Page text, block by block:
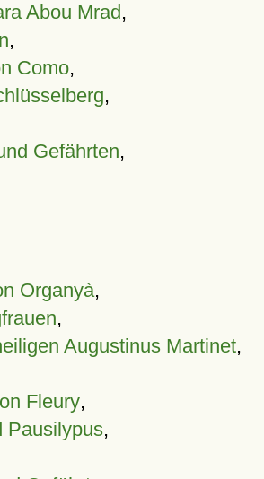
Abou Mrad,
,
Como,
,
Gefährten,
Organyà,
,
Augustinus Martinet,
Fleury,
Pausilypus,